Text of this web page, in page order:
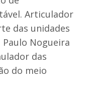
Articulador
das unidades
Nogueira
das
do meio